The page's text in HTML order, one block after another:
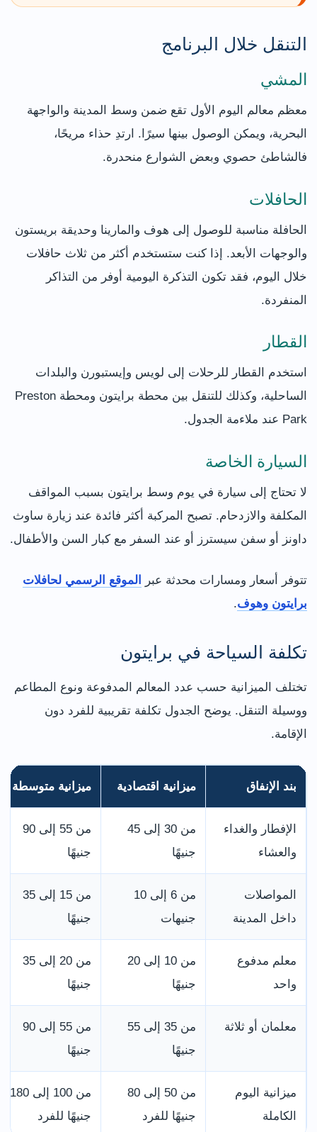
التنقل خلال البرنامج
المشي
معظم معالم اليوم الأول تقع ضمن وسط المدينة والواجهة
البحرية، ويمكن الوصول بينها سيرًا. ارتدِ حذاء مريحًا،
فالشاطئ حصوي وبعض الشوارع منحدرة.
الحافلات
الحافلة مناسبة للوصول إلى هوف والمارينا وحديقة بريستون
والوجهات الأبعد. إذا كنت ستستخدم أكثر من ثلاث حافلات
خلال اليوم، فقد تكون التذكرة اليومية أوفر من التذاكر
المنفردة.
القطار
استخدم القطار للرحلات إلى لويس وإيستبورن والبلدات
الساحلية، وكذلك للتنقل بين محطة برايتون ومحطة Preston
Park عند ملاءمة الجدول.
السيارة الخاصة
لا تحتاج إلى سيارة في يوم وسط برايتون بسبب المواقف
المكلفة والازدحام. تصبح المركبة أكثر فائدة عند زيارة ساوث
داونز أو سفن سيسترز أو عند السفر مع كبار السن والأطفال.
تتوفر أسعار ومسارات محدثة عبر
الموقع الرسمي لحافلات
برايتون وهوف.
تكلفة السياحة في برايتون
تختلف الميزانية حسب عدد المعالم المدفوعة ونوع المطاعم
ووسيلة التنقل. يوضح الجدول تكلفة تقريبية للفرد دون
الإقامة.
بند الإنفاق ميزانية اقتصادية ميزانية متوسطة
الإفطار والغداء
والعشاء
من 30 إلى 45
جنيهًا
من 55 إلى 90
جنيهًا
المواصلات
داخل المدينة
من 6 إلى 10
جنيهات
من 15 إلى 35
جنيهًا
معلم مدفوع
واحد
من 10 إلى 20
جنيهًا
من 20 إلى 35
جنيهًا
معلمان أو ثلاثة
من 35 إلى 55
جنيهًا
من 55 إلى 90
جنيهًا
ميزانية اليوم
الكاملة
من 50 إلى 80
جنيهًا للفرد
من 100 إلى 180
جنيهًا للفرد